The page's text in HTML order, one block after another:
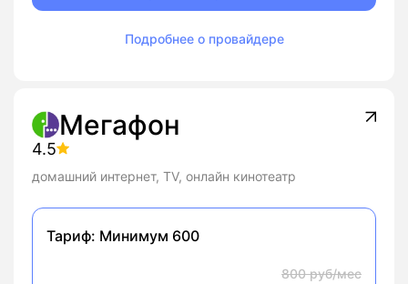
Подробнее о провайдере
Мегафон
4.5
домашний интернет, TV, онлайн кинотеатр
Тариф: Минимум 600
800 руб/мес